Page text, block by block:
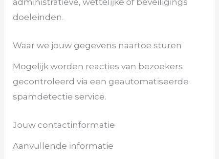
administratieve, wettelijke of beveiligings
doeleinden.
Waar we jouw gegevens naartoe sturen
Mogelijk worden reacties van bezoekers
gecontroleerd via een geautomatiseerde
spamdetectie service.
Jouw contactinformatie
Aanvullende informatie